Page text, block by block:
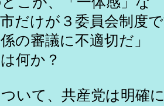
だけが３委員会制度
の審議に不適切だ」
何か？
て、共産党は明確